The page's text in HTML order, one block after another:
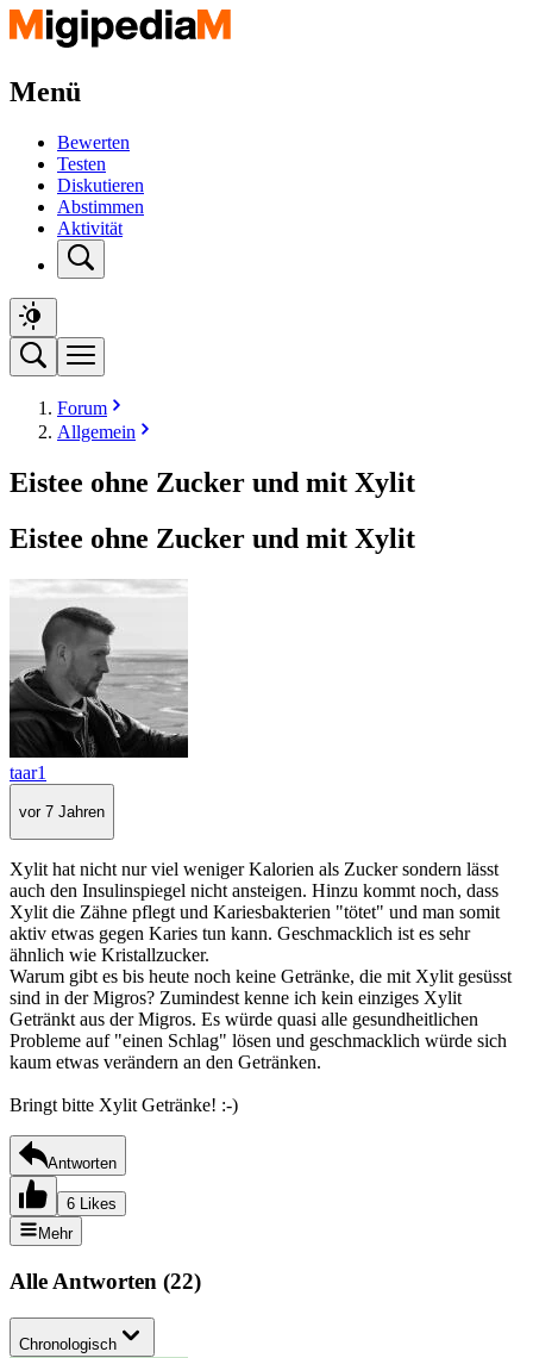
Menü
Bewerten
Testen
Diskutieren
Abstimmen
Aktivität
Forum
Allgemein
Eistee ohne Zucker und mit Xylit
Eistee ohne Zucker und mit Xylit
taar1
vor 7 Jahren
Xylit hat nicht nur viel weniger Kalorien als Zucker sondern lässt
auch den Insulinspiegel nicht ansteigen. Hinzu kommt noch, dass
Xylit die Zähne pflegt und Kariesbakterien "tötet" und man somit
aktiv etwas gegen Karies tun kann. Geschmacklich ist es sehr
ähnlich wie Kristallzucker.
Warum gibt es bis heute noch keine Getränke, die mit Xylit gesüsst
sind in der Migros? Zumindest kenne ich kein einziges Xylit
Getränkt aus der Migros. Es würde quasi alle gesundheitlichen
Probleme auf "einen Schlag" lösen und geschmacklich würde sich
kaum etwas verändern an den Getränken.
Bringt bitte Xylit Getränke! :-)
Antworten
6 Likes
Mehr
Alle Antworten (22)
Chronologisch